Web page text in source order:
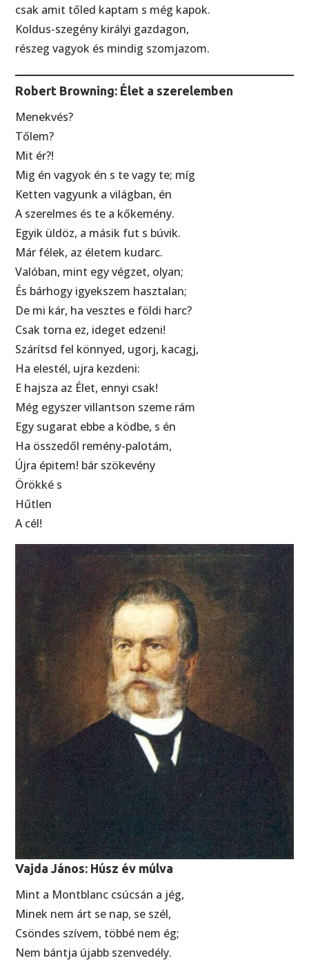
csak amit tőled kaptam s még kapok.
Koldus-szegény királyi gazdagon,
részeg vagyok és mindig szomjazom.
Robert Browning: Élet a szerelemben
Menekvés?
Tőlem?
Mit ér?!
Mig én vagyok én s te vagy te; míg
Ketten vagyunk a világban, én
A szerelmes és te a kőkemény.
Egyik üldöz, a másik fut s búvik.
Már félek, az életem kudarc.
Valóban, mint egy végzet, olyan;
És bárhogy igyekszem hasztalan;
De mi kár, ha vesztes e földi harc?
Csak torna ez, ideget edzeni!
Szárítsd fel könnyed, ugorj, kacagj,
Ha elestél, ujra kezdeni:
E hajsza az Élet, ennyi csak!
Még egyszer villantson szeme rám
Egy sugarat ebbe a ködbe, s én
Ha összedől remény-palotám,
Újra épitem! bár szökevény
Örökké s
Hűtlen
A cél!
Vajda János: Húsz év múlva
Mint a Montblanc csúcsán a jég,
Minek nem árt se nap, se szél,
Csöndes szívem, többé nem ég;
Nem bántja újabb szenvedély.